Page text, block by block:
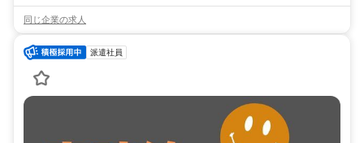
同じ企業の求人
派遣社員